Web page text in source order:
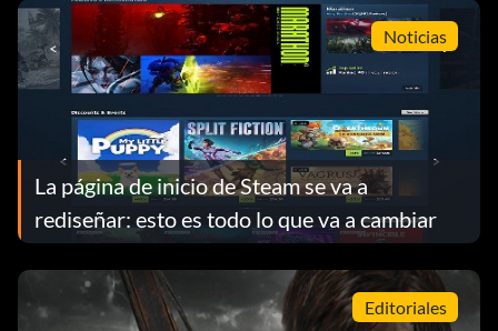
Noticias
La página de inicio de Steam se va a
rediseñar: esto es todo lo que va a cambiar
Editoriales